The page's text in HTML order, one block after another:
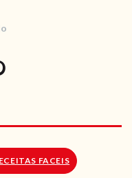
FACEIS